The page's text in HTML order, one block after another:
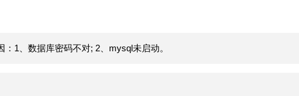
1、数据库密码不对; 2、mysql未启动。